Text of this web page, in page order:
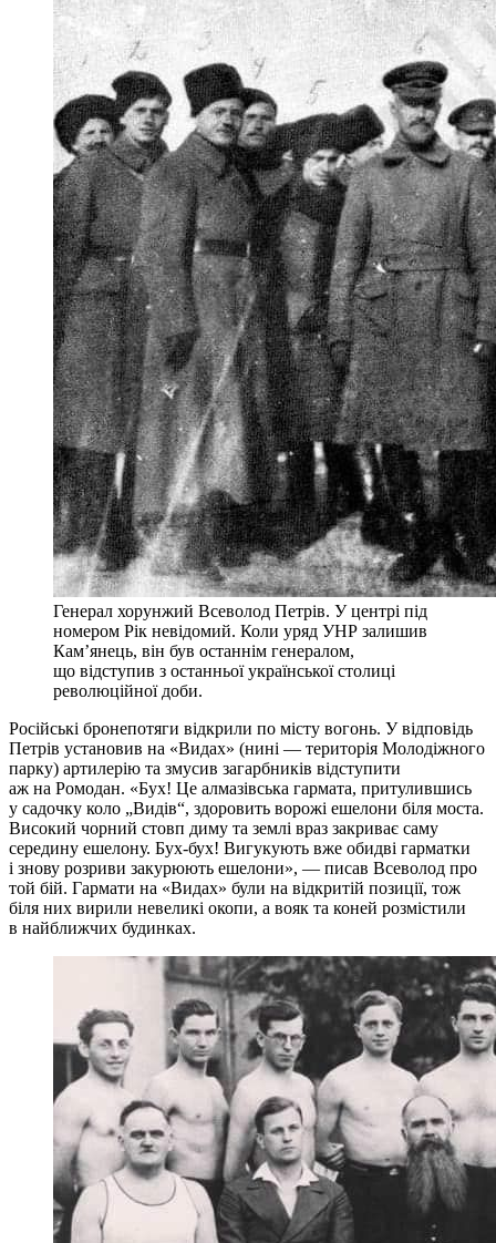
Генерал хорунжий Всеволод Петрів. У центрі під
номером Рік невідомий. Коли уряд УНР залишив
Кам’янець, він був останнім генералом,
що відступив з останньої української столиці
революційної доби.
Російські бронепотяги відкрили по місту вогонь. У відповідь
Петрів установив на «Видах» (нині — територія Молодіжного
парку) артилерію та змусив загарбників відступити
аж на Ромодан. «Бух! Це алмазівська гармата, притулившись
у садочку коло „Видів“, здоровить ворожі ешелони біля моста.
Високий чорний стовп диму та землі враз закриває саму
середину ешелону. Бух-бух! Вигукують вже обидві гарматки
і знову розриви закурюють ешелони», — писав Всеволод про
той бій. Гармати на «Видах» були на відкритій позиції, тож
біля них вирили невеликі окопи, а вояк та коней розмістили
в найближчих будинках.